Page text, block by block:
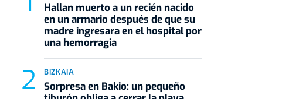
Hallan muerto a un recién nacido
en un armario después de que su
madre ingresara en el hospital por
una hemorragia
BIZKAIA
Sorpresa en Bakio: un pequeño